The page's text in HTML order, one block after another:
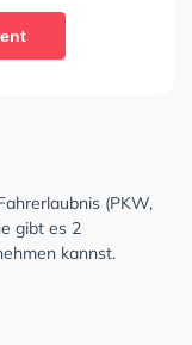
(PKW,
gibt es 2
kannst.